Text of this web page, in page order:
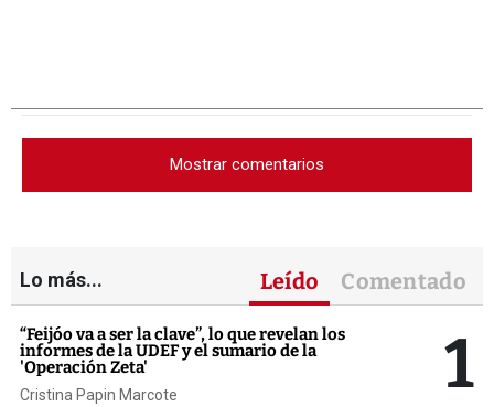
Mostrar comentarios
Lo más... Leído Comentado
“Feijóo va a ser la clave”, lo que revelan los
informes de la UDEF y el sumario de la
'Operación Zeta'
Cristina Papin Marcote 1